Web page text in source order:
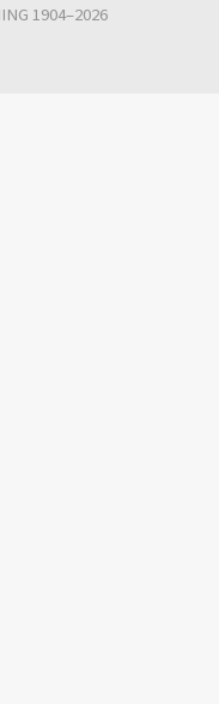
1904–2026